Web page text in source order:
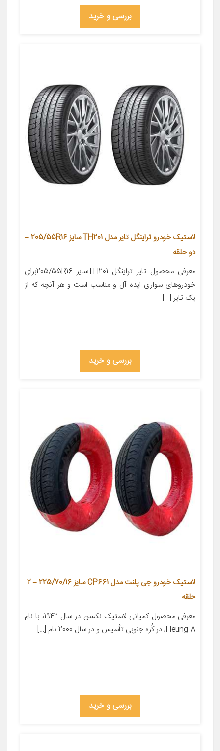
بررسی و خرید
لاستیک خودرو تراینگل تایر مدل TH201 سایز 205/55R16 –
دو حلقه
معرفی محصول تایر تراینگل TH201سایز 205/55R16برای
خودروهای سواری ایده آل و مناسب است و هر آنچه که از
یک تایر […]
بررسی و خرید
لاستیک خودرو جی پلنت مدل CP661 سایز 225/70/16 – 2
حلقه
معرفی محصول کمپانی لاستیک نکسن در سال 1942، با نام
Heung-A; در کُره­ جنوبی تأسیس و در سال 2000 نام […]
بررسی و خرید